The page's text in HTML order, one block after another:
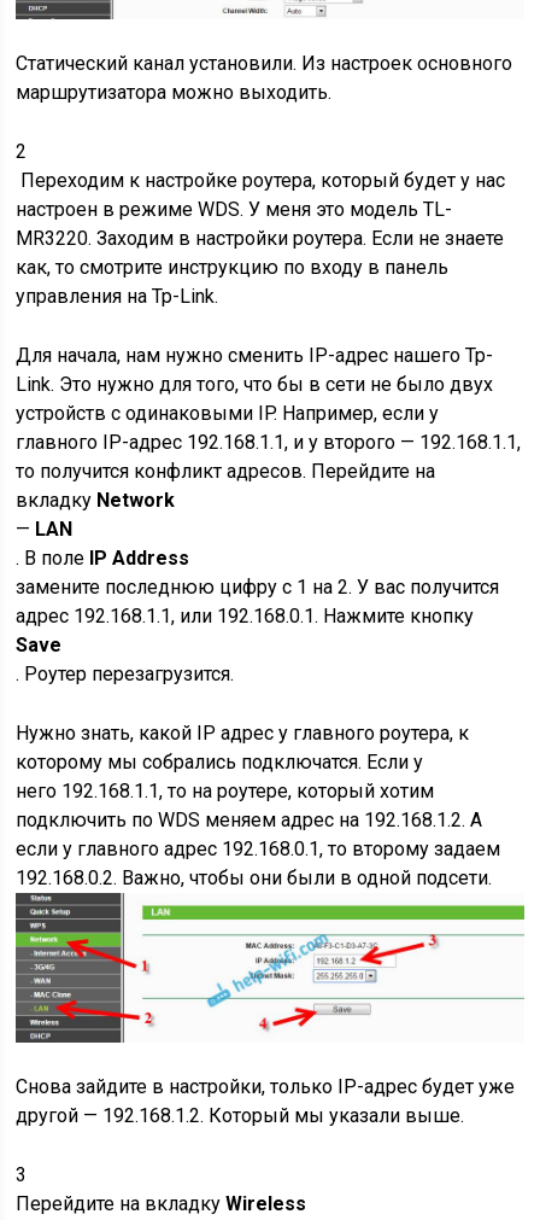
Статический канал установили. Из настроек основного
маршрутизатора можно выходить.
2
Переходим к настройке роутера, который будет у нас
настроен в режиме WDS. У меня это модель TL-
MR3220. Заходим в настройки роутера. Если не знаете
как, то смотрите инструкцию по входу в панель
управления на Tp-Link.
Для начала, нам нужно сменить IP-адрес нашего Tp-
Link. Это нужно для того, что бы в сети не было двух
устройств с одинаковыми IP. Например, если у
главного IP-адрес 192.168.1.1, и у второго — 192.168.1.1,
то получится конфликт адресов. Перейдите на
вкладку Network
— LAN
. В поле IP Address
замените последнюю цифру с 1 на 2. У вас получится
адрес 192.168.1.1, или 192.168.0.1. Нажмите кнопку
Save
. Роутер перезагрузится.
Нужно знать, какой IP адрес у главного роутера, к
которому мы собрались подключатся. Если у
него 192.168.1.1, то на роутере, который хотим
подключить по WDS меняем адрес на 192.168.1.2. А
если у главного адрес 192.168.0.1, то второму задаем
192.168.0.2. Важно, чтобы они были в одной подсети.
Снова зайдите в настройки, только IP-адрес будет уже
другой — 192.168.1.2. Который мы указали выше.
3
Перейдите на вкладкуWireless